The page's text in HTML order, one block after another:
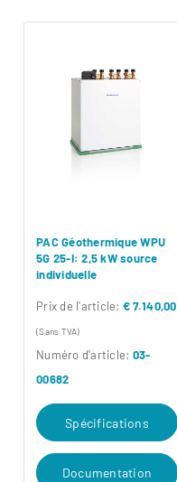
PAC Géothermique WPU
5G 25-I: 2,5 kW source
individuelle
Prix ​​de l'article: € 7.140,00
(Sans TVA)
Numéro d'article: 03-
00682
Spécifications
Documentation